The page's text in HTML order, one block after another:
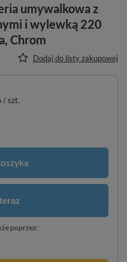
umywalkowa z
i wylewką 220
Chrom
Dodaj do listy zakupowej
/szt.
poprzez: